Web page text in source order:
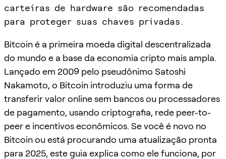
carteiras de hardware são recomendadas
para proteger suas chaves privadas.
Bitcoin é a primeira moeda digital descentralizada
do mundo e a base da economia cripto mais ampla.
Lançado em 2009 pelo pseudônimo Satoshi
Nakamoto, o Bitcoin introduziu uma forma de
transferir valor online sem bancos ou processadores
de pagamento, usando criptografia, rede peer-to-
peer e incentivos econômicos. Se você é novo no
Bitcoin ou está procurando uma atualização pronta
para 2025, este guia explica como ele funciona, por